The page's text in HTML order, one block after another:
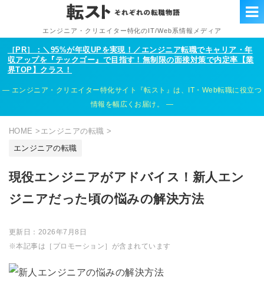
エンジニア・クリエイター特化のIT/Web系情報メディア
［PR］：＼95%が年収UPを実現！／エンジニア転職でキャリア・年
収アップを『テックゴー』で目指す！無制限の面接対策で内定率【業
界TOP】クラス！
エンジニア・クリエイター特化サイト『転スト』は、IT・Web転職に役立つ
情報を幅広くお届け。
HOME > エンジニアの転職 >
エンジニアの転職
現役エンジニアがアドバイス！新人エン
ジニアだった頃の悩みの解決方法
更新日： 2026年7月8日
※本記事は［プロモーション］が含まれています